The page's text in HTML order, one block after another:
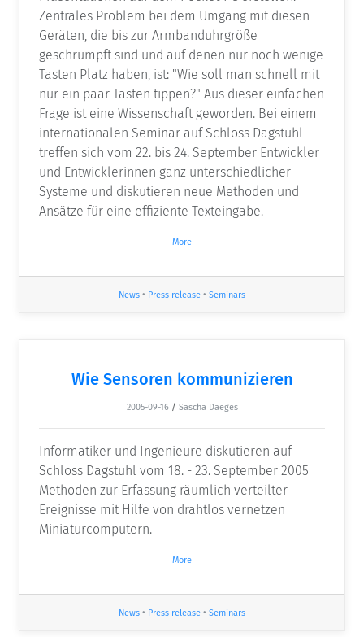
Zentrales Problem bei dem Umgang mit diesen
Geräten, die bis zur Armbanduhrgröße
geschrumpft sind und auf denen nur noch wenige
Tasten Platz haben, ist: "Wie soll man schnell mit
nur ein paar Tasten tippen?" Aus dieser einfachen
Frage ist eine Wissenschaft geworden. Bei einem
internationalen Seminar auf Schloss Dagstuhl
treffen sich vom 22. bis 24. September Entwickler
und Entwicklerinnen ganz unterschiedlicher
Systeme und diskutieren neue Methoden und
Ansätze für eine effiziente Texteingabe.
More
News • Press release • Seminars
Wie Sensoren kommunizieren
2005-09-16 / Sascha Daeges
Informatiker und Ingenieure diskutieren auf
Schloss Dagstuhl vom 18. - 23. September 2005
Methoden zur Erfassung räumlich verteilter
Ereignisse mit Hilfe von drahtlos vernetzen
Miniaturcomputern.
More
News • Press release • Seminars